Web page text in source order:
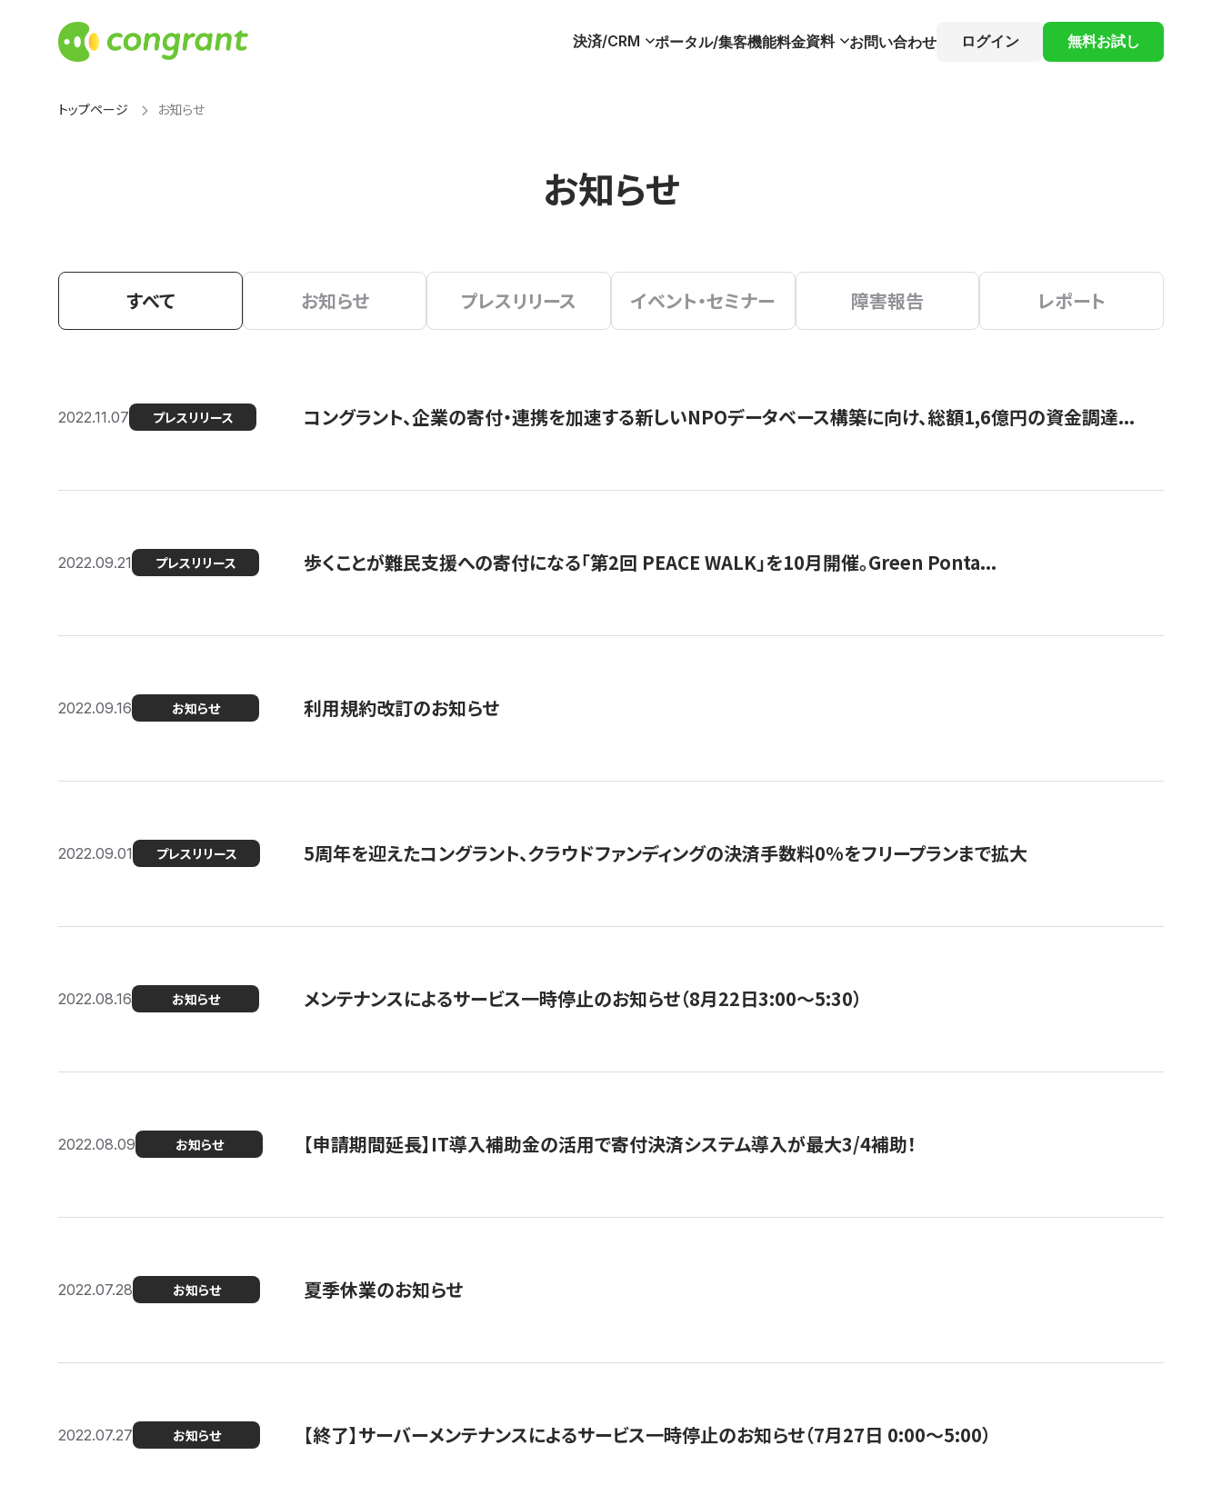
決済/CRM ポータル/集客機能料金資料 お問い合わせ ログイン 無料お試し
トップページ お知らせ
お知らせ
すべて お知らせ プレスリリース イベント・セミナー 障害報告 レポート
2022.11.07 プレスリリース コングラント、企業の寄付・連携を加速する新しいNPOデータベース構築に向け、総額1,6億円の資金調達...
2022.09.21 プレスリリース 歩くことが難民支援への寄付になる「第2回 PEACE WALK」を10月開催。Green Ponta...
2022.09.16 お知らせ 利用規約改訂のお知らせ
2022.09.01 プレスリリース 5周年を迎えたコングラント、クラウドファンディングの決済手数料0%をフリープランまで拡大
2022.08.16 お知らせ メンテナンスによるサービス一時停止のお知らせ（8月22日3:00〜5:30）
2022.08.09 お知らせ 【申請期間延長】IT導入補助金の活用で寄付決済システム導入が最大3/4補助！
2022.07.28 お知らせ 夏季休業のお知らせ
2022.07.27 お知らせ 【終了】サーバーメンテナンスによるサービス一時停止のお知らせ（7月27日 0:00〜5:00）